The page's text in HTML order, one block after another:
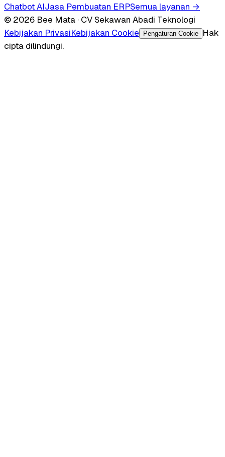
Chatbot AIJasa Pembuatan ERPSemua layanan →
© 2026 Bee Mata · CV Sekawan Abadi Teknologi
Kebijakan PrivasiKebijakan Cookie Pengaturan Cookie
Hak
cipta dilindungi.